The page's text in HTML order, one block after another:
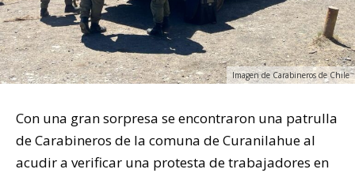
Imagen de Carabineros de Chile
Con una gran sorpresa se encontraron una patrulla
de Carabineros de la comuna de Curanilahue al
acudir a verificar una protesta de trabajadores en